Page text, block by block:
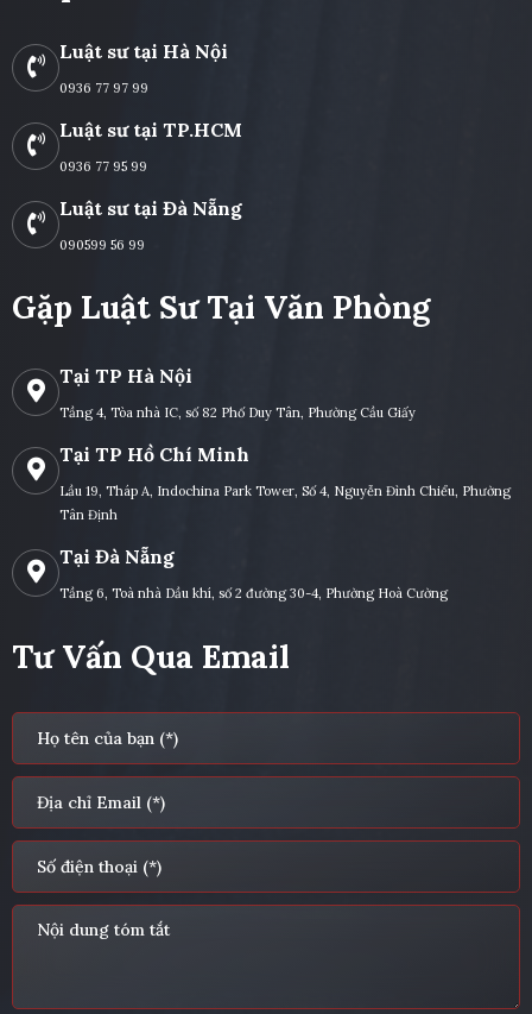
Luật sư tại Hà Nội
0936 77 97 99
Luật sư tại TP.HCM
0936 77 95 99
Luật sư tại Đà Nẵng
090599 56 99
Gặp Luật Sư Tại Văn Phòng
Tại TP Hà Nội
Tầng 4, Tòa nhà IC, số 82 Phố Duy Tân, Phường Cầu Giấy
Tại TP Hồ Chí Minh
Lầu 19, Tháp A, Indochina Park Tower, Số 4, Nguyễn Đình Chiểu, Phường
Tân Định
Tại Đà Nẵng
Tầng 6, Toà nhà Dầu khí, số 2 đường 30-4, Phường Hoà Cường
Tư Vấn Qua Email